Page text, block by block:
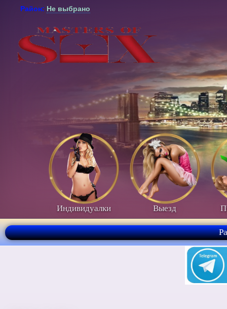
Район: Не выбрано
Индивидуалки Выезд